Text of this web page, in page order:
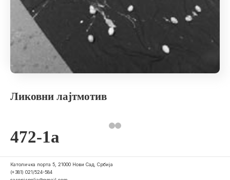
Ликовни лајтмотив
472-1a
Католичка порта 5, 21000 Нови Сад, Србија
(+381) 021/524-584